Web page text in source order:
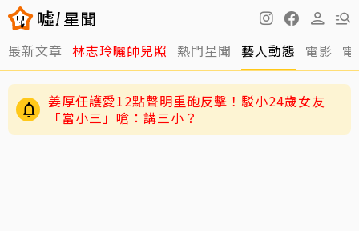
最新文章 林志玲曬帥兒照 熱門星聞 藝人動態 電影
姜厚任護愛12點聲明重砲反擊！駁小24歲女友
「當小三」嗆：講三小？